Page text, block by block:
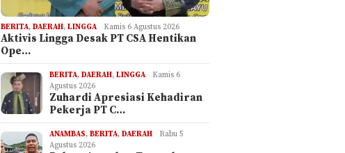
BERITA,DAERAH,LINGGA Kamis 6 Agustus 2026
Aktivis Lingga Desak PT CSA Hentikan
Ope…
BERITA,DAERAH,LINGGA
Kamis 6
Agustus 2026
Zuhardi Apresiasi Kehadiran
Pekerja PT C…
ANAMBAS,BERITA,DAERAH
Rabu 5
Agustus 2026